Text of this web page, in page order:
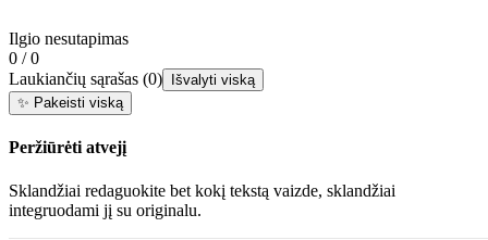
Ilgio nesutapimas
0 / 0
Laukiančių sąrašas (0)
Išvalyti viską
✨ Pakeisti viską
Peržiūrėti atvejį
Sklandžiai redaguokite bet kokį tekstą vaizde, sklandžiai
integruodami jį su originalu.